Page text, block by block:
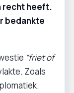
recht heeft.
bedankte
“friet of
Zoals